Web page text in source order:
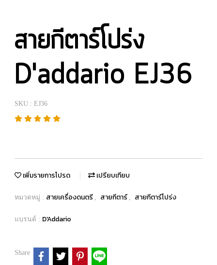
สายกีตาร์โปร่ง
D'addario EJ36
SKU : EJ36
เพิ่มรายการโปรด เปรียบเทียบ
หมวดหมู่ : สายเครื่องดนตรี , สายกีตาร์ , สายกีตาร์โปร่ง
แบรนด์ : D'Addario
Share